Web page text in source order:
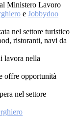
Ministero Lavoro
e Jobbydoo
nel settore turistico
ristoranti, navi da
lavora nella
offre opportunità
nel settore